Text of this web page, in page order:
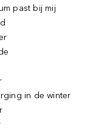
past bij mij
in de winter